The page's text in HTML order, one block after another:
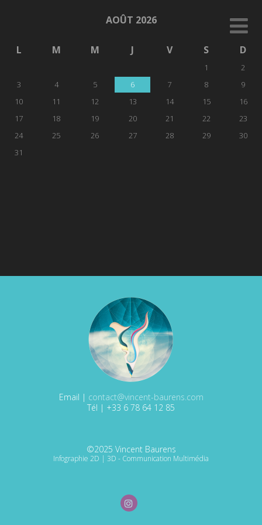
AOÛT 2026
L M M J V S D
1
2
3
4 5 6 7 8
9
10
11 12 13 14 15
16
17
18 19 20 21 22
23
24
25 26 27 28 29
30
31
Email | contact@vincent-baurens.com
Tél | +33 6 78 64 12 85
©2025 Vincent Baurens
Infographie 2D | 3D - Communication Multimédia